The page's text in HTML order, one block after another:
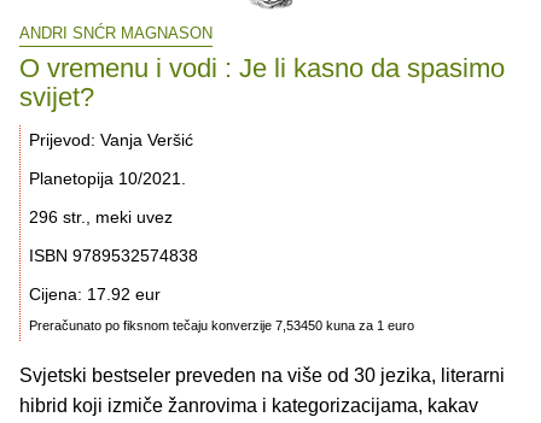
ANDRI SNĆR MAGNASON
O vremenu i vodi : Je li kasno da spasimo
svijet?
Prijevod: Vanja Veršić
Planetopija 10/2021.
296 str., meki uvez
ISBN 9789532574838
Cijena: 17.92 eur
Preračunato po fiksnom tečaju konverzije 7,53450 kuna za 1 euro
Svjetski bestseler preveden na više od 30 jezika, literarni
hibrid koji izmiče žanrovima i kategorizacijama, kakav